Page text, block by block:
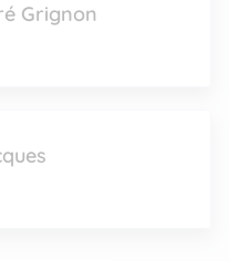
Grignon